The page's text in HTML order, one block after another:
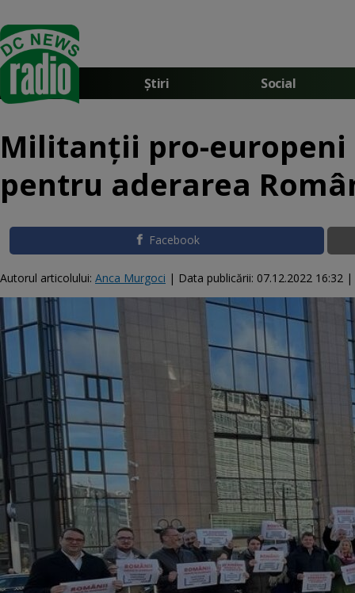
Știri Social
Militanții pro-europeni
pentru aderarea
Facebook
Autorul articolului: Anca Murgoci | Data publicării: 07.12.2022 16:32 |